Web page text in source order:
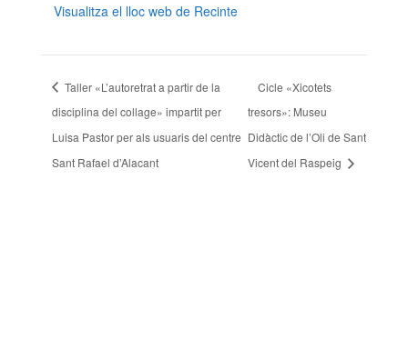
Visualitza el lloc web de Recinte
Taller «L’autoretrat a partir de la
disciplina del collage» impartit per
Luisa Pastor per als usuaris del centre
Sant Rafael d’Alacant
Cicle «Xicotets
tresors»: Museu
Didàctic de l’Oli de Sant
Vicent del Raspeig